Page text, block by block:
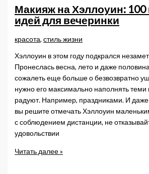
за
волосами
Макияж на Хэллоуин: 100
идей для вечеринки
красота,стиль жизни
Хэллоуин в этом году подкрался
Пронеслась весна, лето и даже
сожалеть еще больше о безвозвратно
нужно его максимально наполнять
радуют. Например, праздниками. И даже
вы решите отмечать Хэллоуин
с соблюдением дистанции, не
удовольствии
Макияж
Читать далее »